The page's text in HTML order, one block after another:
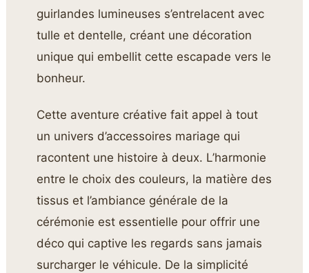
guirlandes lumineuses s’entrelacent avec
tulle et dentelle, créant une décoration
unique qui embellit cette escapade vers le
bonheur.
Cette aventure créative fait appel à tout
un univers d’accessoires mariage qui
racontent une histoire à deux. L’harmonie
entre le choix des couleurs, la matière des
tissus et l’ambiance générale de la
cérémonie est essentielle pour offrir une
déco qui captive les regards sans jamais
surcharger le véhicule. De la simplicité